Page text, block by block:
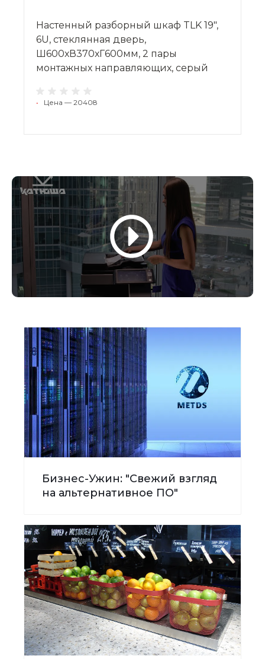
Настенный разборный шкаф TLK 19",
6U, стеклянная дверь,
Ш600хВ370хГ600мм, 2 пары
монтажных направляющих, серый
• Цена — 20408
Бизнес-Ужин: "Свежий взгляд
на альтернативное ПО"